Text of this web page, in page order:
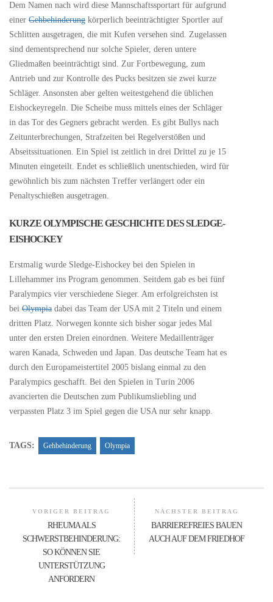
Dem Namen nach wird diese Mannschaftssportart für aufgrund
einer Gehbehinderung körperlich beeinträchtigter Sportler auf
Schlitten ausgetragen, die mit Kufen versehen sind. Zugelassen
sind dementsprechend nur solche Spieler, deren untere
Gliedmaßen beeinträchtigt sind. Zur Fortbewegung, zum
Antrieb und zur Kontrolle des Pucks besitzen sie zwei kurze
Schläger. Ansonsten aber gelten weitestgehend die üblichen
Eishockeyregeln. Die Scheibe muss mittels eines der Schläger
in das Tor des Gegners gebracht werden. Es gibt Bullys nach
Zeitunterbrechungen, Strafzeiten bei Regelverstößen und
Abseitssituationen. Ein Spiel ist zeitlich in drei Drittel zu je 15
Minuten eingeteilt. Endet es schließlich unentschieden, wird für
gewöhnlich bis zum nächsten Treffer verlängert oder ein
Penaltyschießen ausgetragen.
KURZE OLYMPISCHE GESCHICHTE DES SLEDGE-
EISHOCKEY
Erstmalig wurde Sledge-Eishockey bei den Spielen in
Lillehammer ins Program genommen. Seitdem gab es bei fünf
Paralympics vier verschiedene Sieger. Am erfolgreichsten ist
bei Olympia dabei das Team der USA mit 2 Titeln und einem
dritten Platz. Norwegen konnte sich bisher sogar jedes Mal
unter den ersten Dreien einordnen. Weitere Medaillenträger
waren Kanada, Schweden und Japan. Das deutsche Team hat es
durch den Europameistertitel 2005 bislang einmal zu den
Paralympics geschafft. Bei den Spielen in Turin 2006
avancierten die Deutschen zum Publikumsliebling und
verpassten Platz 3 im Spiel gegen die USA nur sehr knapp.
TAGS: Gehbehinderung Olympia
VORIGER BEITRAG
RHEUMA ALS
SCHWERSTBEHINDERUNG:
SO KÖNNEN SIE
UNTERSTÜTZUNG
ANFORDERN
NÄCHSTER BEITRAG
BARRIEREFREIES BAUEN
AUCH AUF DEM FRIEDHOF